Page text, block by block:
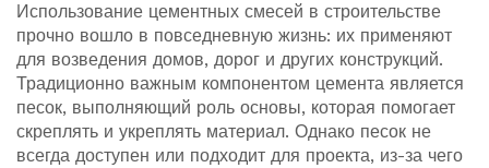
Использование цементных смесей в строительстве
прочно вошло в повседневную жизнь: их применяют
для возведения домов, дорог и других конструкций.
Традиционно важным компонентом цемента является
песок, выполняющий роль основы, которая помогает
скреплять и укреплять материал. Однако песок не
всегда доступен или подходит для проекта, из-за чего